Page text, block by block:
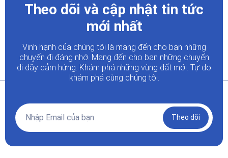
Theo dõi và cập nhật tin tức
mới nhất
Vinh hạnh của chúng tôi là mang đến cho bạn những
chuyến đi đáng nhớ. Mang đến cho bạn những chuyến
đi đầy cảm hứng. Khám phá những vùng đất mới. Tự do
khám phá cùng chúng tôi.
Theo dõi